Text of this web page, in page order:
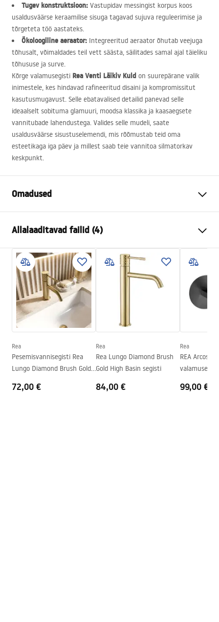
Tugev konstruktsioon: Vastupidav messingist korpus koos
usaldusväärse keraamilise sisuga tagavad sujuva reguleerimise ja
tõrgeteta töö aastateks.
Ökoloogiline aeraator: Integreeritud aeraator õhutab veejuga
tõhusalt, võimaldades teil vett säästa, säilitades samal ajal täieliku
tõhususe ja surve.
Kõrge valamusegisti Rea Venti Läikiv Kuld on suurepärane valik
inimestele, kes hindavad rafineeritud disaini ja kompromissitut
kasutusmugavust. Selle ebatavalised detailid panevad selle
ideaalselt sobituma glamuuri, moodsa klassika ja kaasaegsete
vannitubade lahendustega. Valides selle mudeli, saate
usaldusväärse sisustuselemendi, mis rõõmustab teid oma
esteetikaga iga päev ja millest saab teie vannitoa silmatorkav
keskpunkt.
Omadused
Paigaldusviis
Värv
Kuld
Vooliku tüüp
Fikseeritud
Materjal
Väljalaskeava ulatus
Kõrgus
Kattetehnoloogia
PVD
Ühenduse läbimõõt
Garantii
5 aastat
Allalaaditavad failid (4)
Garantiitingimused
Warranty_Terms_and_Conditions_Faucets_-_5.pdf
Paigaldusjuhend
Safety_Information_Faucets.pdf
Rea
Pesemisvannisegisti Rea
Lungo Diamond Brush Gold
72,00 €
Rea
Rea Lungo Diamond Brush
Gold High Basin segisti
84,00 €
Rea
REA Arcos
99,00 €